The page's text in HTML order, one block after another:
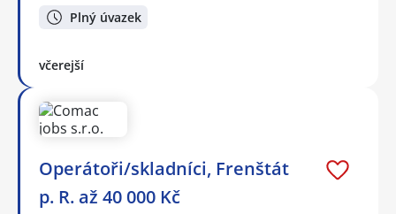
Plný úvazek
včerejší
Operátoři/skladníci, Frenštát
p. R. až 40 000 Kč